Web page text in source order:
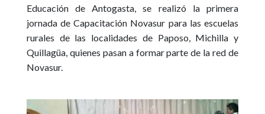
Educación de Antogasta, se realizó la primera
jornada de Capacitación Novasur para las escuelas
rurales de las localidades de Paposo, Michilla y
Quillagüa, quienes pasan a formar parte de la red de
Novasur.